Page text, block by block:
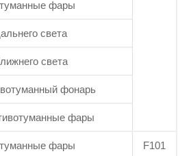
фары
света
света
фонарь
фары
фары
F101